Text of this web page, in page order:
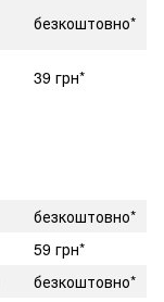
безкоштовно*
39 грн*
безкоштовно*
59 грн*
безкоштовно*